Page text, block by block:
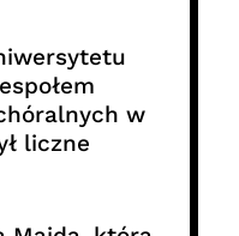
w
liczne